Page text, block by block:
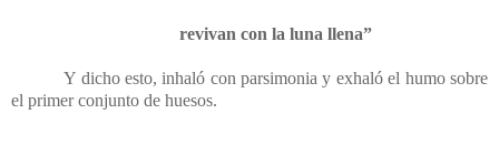
revivan con la luna llena”
Y dicho esto, inhaló con parsimonia y exhaló el humo sobre
el primer conjunto de huesos.